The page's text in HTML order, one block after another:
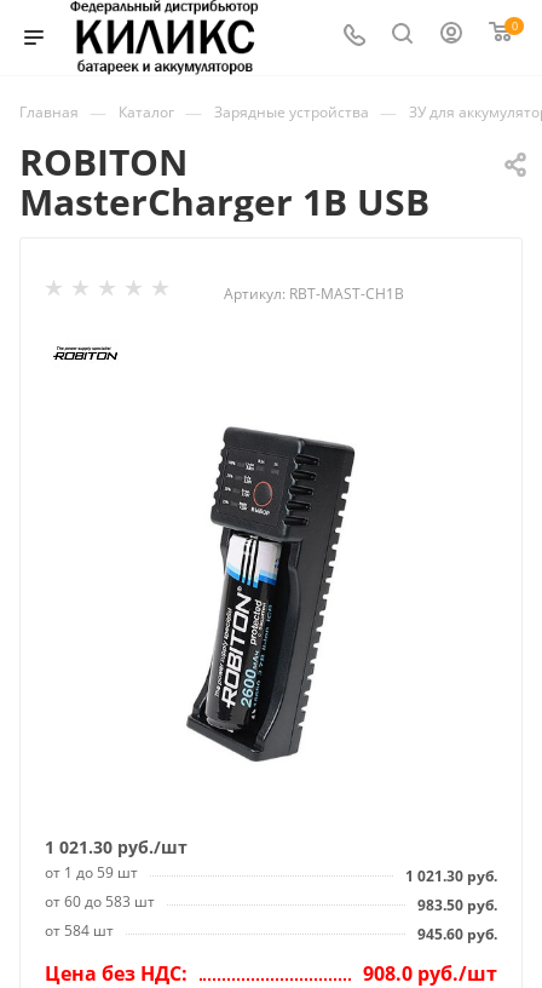
0
Главная — Каталог — Зарядные устройства — ЗУ для
ROBITON
MasterCharger 1B USB
Артикул: RBT-MAST-CH1B
1 021.30 руб./шт
от 1 до 59 шт 1 021.30 руб.
от 60 до 583 шт
983.50 руб.
от 584 шт
945.60 руб.
Цена без НДС: 908.0 руб./шт